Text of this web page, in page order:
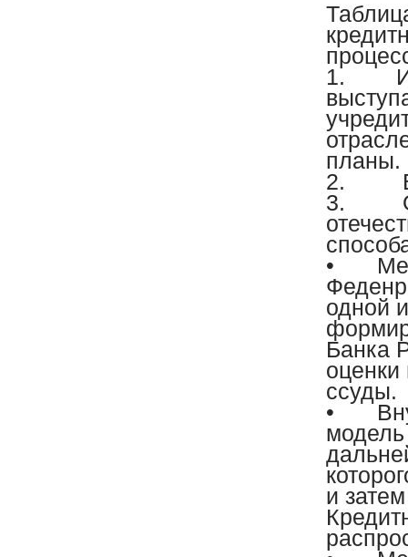
1.
планы.
2.
3.
•
одной
Банка
оценки
ссуды.
•
и